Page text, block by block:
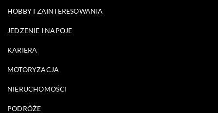
HOBBY I ZAINTERESOWANIA
JEDZENIE I NAPOJE
KARIERA
MOTORYZACJA
NIERUCHOMOŚCI
PODRÓŻE